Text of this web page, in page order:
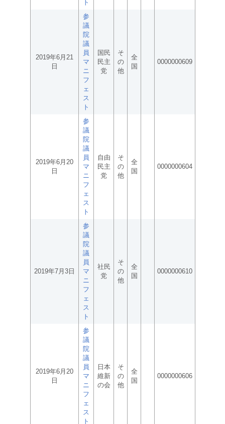
ト
2019年6月21
日
参
議
院
議
員
マ
ニ
フ
ェ
ス
ト
国民
民主
党
そ
の
他
全
国
0000000609
2019年6月20
日
参
議
院
議
員
マ
ニ
フ
ェ
ス
ト
自由
民主
党
そ
の
他
全
国
0000000604
2019年7月3日
参
議
院
議
員
マ
ニ
フ
ェ
ス
ト
社民
党
そ
の
他
全
国
0000000610
2019年6月20
日
参
議
院
議
員
マ
ニ
フ
ェ
ス
ト
日本
維新
の会
そ
の
他
全
国
0000000606